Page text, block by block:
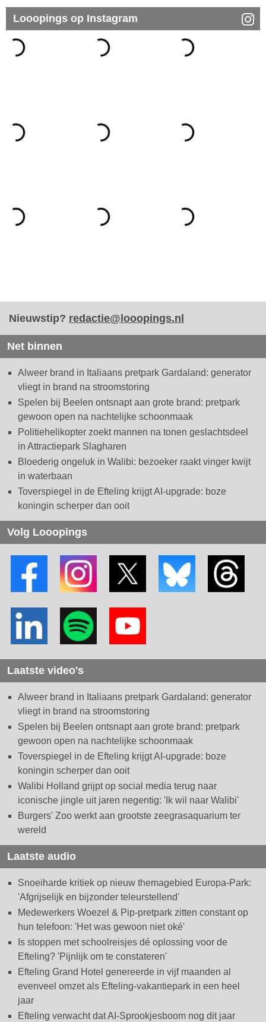
Looopings op Instagram
Nieuwstip? redactie@looopings.nl
Net binnen
Alweer brand in Italiaans pretpark Gardaland: generator
vliegt in brand na stroomstoring
Spelen bij Beelen ontsnapt aan grote brand: pretpark
gewoon open na nachtelijke schoonmaak
Politiehelikopter zoekt mannen na tonen geslachtsdeel
in Attractiepark Slagharen
Bloederig ongeluk in Walibi: bezoeker raakt vinger kwijt
in waterbaan
Toverspiegel in de Efteling krijgt AI-upgrade: boze
koningin scherper dan ooit
Volg Looopings
Laatste video's
Alweer brand in Italiaans pretpark Gardaland: generator
vliegt in brand na stroomstoring
Spelen bij Beelen ontsnapt aan grote brand: pretpark
gewoon open na nachtelijke schoonmaak
Toverspiegel in de Efteling krijgt AI-upgrade: boze
koningin scherper dan ooit
Walibi Holland grijpt op social media terug naar
iconische jingle uit jaren negentig: 'Ik wil naar Walibi'
Burgers' Zoo werkt aan grootste zeegrasaquarium ter
wereld
Laatste audio
Snoeiharde kritiek op nieuw themagebied Europa-Park:
'Afgrijselijk en bijzonder teleurstellend'
Medewerkers Woezel & Pip-pretpark zitten constant op
hun telefoon: 'Het was gewoon niet oké'
Is stoppen met schoolreisjes dé oplossing voor de
Efteling? 'Pijnlijk om te constateren'
Efteling Grand Hotel genereerde in vijf maanden al
evenveel omzet als Efteling-vakantiepark in een heel
jaar
Efteling verwacht dat AI-Sprookjesboom nog dit jaar